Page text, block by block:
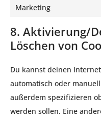
Marketing
8. Aktivierung/
Löschen von
Du kannst deinen
automatisch oder
außerdem spezifizieren
werden sollen. Eine